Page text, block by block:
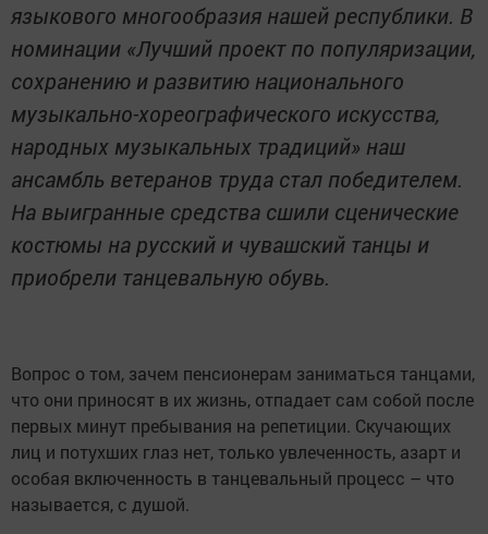
языкового многообразия нашей республики. В
номинации «Лучший проект по популяризации,
сохранению и развитию национального
музыкально-хореографического искусства,
народных музыкальных традиций» наш
ансамбль ветеранов труда стал победителем.
На выигранные средства сшили сценические
костюмы на русский и чувашский танцы и
приобрели танцевальную обувь.
Вопрос о том, зачем пенсионерам заниматься танцами,
что они приносят в их жизнь, отпадает сам собой после
первых минут пребывания на репетиции. Скучающих
лиц и потухших глаз нет, только увлеченность, азарт и
особая включенность в танцевальный процесс – что
называется, с душой.